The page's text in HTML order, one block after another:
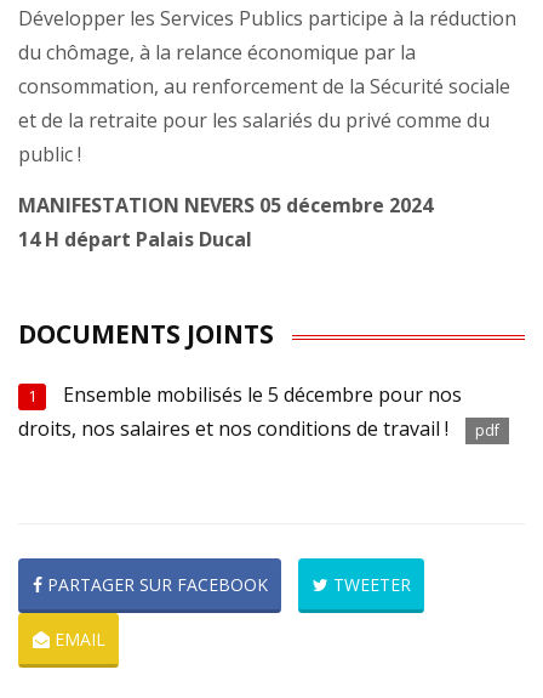
Développer les Services Publics participe à la réduction
du chômage, à la relance économique par la
consommation, au renforcement de la Sécurité sociale
et de la retraite pour les salariés du privé comme du
public !
MANIFESTATION NEVERS 05 décembre 2024
14 H départ Palais Ducal
DOCUMENTS JOINTS
1
Ensemble mobilisés le 5 décembre pour nos
droits, nos salaires et nos conditions de travail !
pdf
PARTAGER SUR FACEBOOK TWEETER
EMAIL